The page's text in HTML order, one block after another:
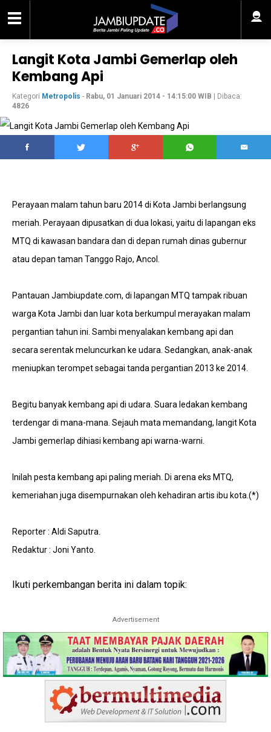
Langit Kota Jambi Gemerlap oleh
Kembang Api
Kategori Metropolis - Rabu, 01 Januari 2014 - 14:15:00 WIB | Dibaca:
4826
Perayaan malam tahun baru 2014 di Kota Jambi berlangsung
meriah. Perayaan dipusatkan di dua lokasi, yaitu di lapangan eks
MTQ di kawasan bandara dan di depan rumah dinas gubernur
atau depan taman Tanggo Rajo, Ancol.
Pantauan Jambiupdate.com, di lapangan MTQ tampak ribuan
warga Kota Jambi dan luar kota berkumpul merayakan malam
pergantian tahun ini. Sambi menyalakan kembang api dan
secara serentak meluncurkan ke udara. Sedangkan, anak-anak
meniupkan terompet sebagai tanda pergantian 2013 ke 2014.
Begitu banyak kembang api di udara. Suara ledakan kembang
terdengar di mana-mana. Sejauh mata memandang, langit Kota
Jambi gemerlap dihiasi kembang api warna-warni.
Inilah pesta kembang api paling meriah. Di arena eks MTQ,
kemeriahan juga disempurnakan oleh kehadiran artis ibu kota.(*)
Reporter : Aldi Saputra.
Redaktur : Joni Yanto.
Ikuti perkembangan berita ini dalam topik:
Advertisement